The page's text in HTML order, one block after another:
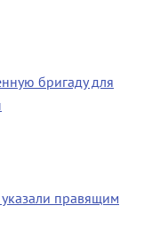
бригаду для
правящим